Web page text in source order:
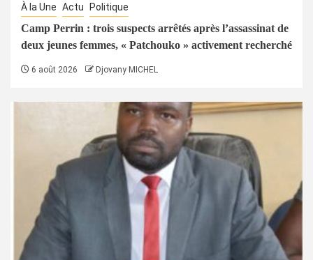
À la Une Actu Politique
Camp Perrin : trois suspects arrêtés après l’assassinat de
deux jeunes femmes, « Patchouko » activement recherché
6 août 2026 Djovany MICHEL